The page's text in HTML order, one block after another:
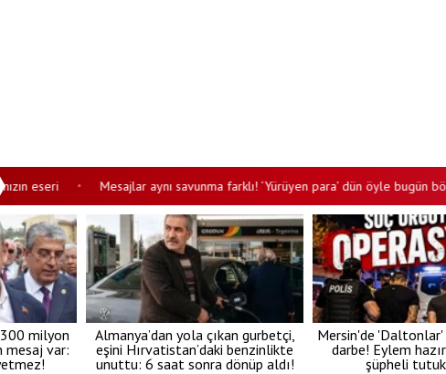
• Mesajlar aynı savunma farklı! ‘Yürüyen para’ dün öyle bugün böyle •
milyon
mesaj var:
Almanya’dan yola çıkan gurbetçi,
eşini Hırvatistan’daki benzinlikte
unuttu: 6 saat sonra dönüp aldı!
Mersin'de
darbe! Eylem
şüpheli